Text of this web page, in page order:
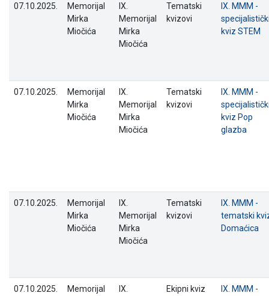
07.10.2025.
Memorijal
Mirka
Miočića
IX.
Memorijal
Mirka
Miočića
Tematski
kvizovi
IX. MMM -
kviz STEM
07.10.2025.
Memorijal
Mirka
Miočića
IX.
Memorijal
Mirka
Miočića
Tematski
kvizovi
IX. MMM -
kviz Pop
glazba
07.10.2025.
Memorijal
Mirka
Miočića
IX.
Memorijal
Mirka
Miočića
Tematski
kvizovi
IX. MMM -
tematski
Domaćica
07.10.2025.
Memorijal
IX.
Ekipni kviz
IX. MMM -